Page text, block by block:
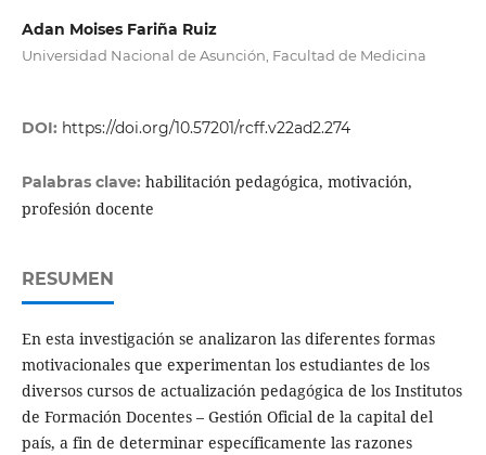
Adan Moises Fariña Ruiz
Universidad Nacional de Asunción, Facultad de Medicina
DOI: https://doi.org/10.57201/rcff.v22ad2.274
Palabras clave: habilitación pedagógica, motivación,
profesión docente
RESUMEN
En esta investigación se analizaron las diferentes formas
motivacionales que experimentan los estudiantes de los
diversos cursos de actualización pedagógica de los Institutos
de Formación Docentes – Gestión Oficial de la capital del
país, a fin de determinar específicamente las razones